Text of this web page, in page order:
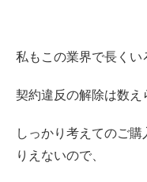
私もこの業界で長くい
契約違反の解除は数え
しっかり考えてのご
りえないので、